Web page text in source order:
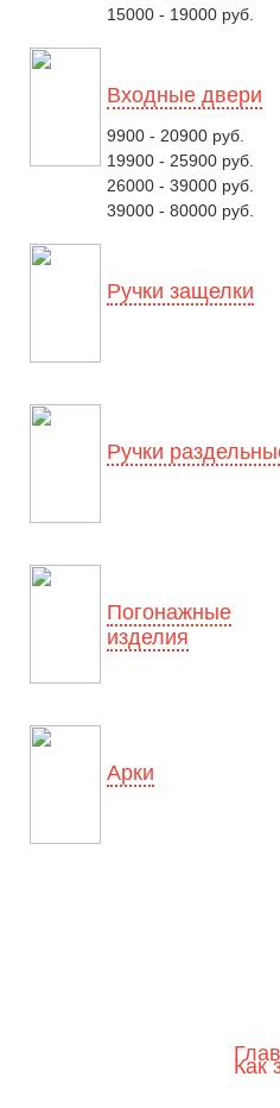
15000 - 19000 руб.
Входные двери
9900 - 20900 руб.
19900 - 25900 руб.
26000 - 39000 руб.
39000 - 80000 руб.
Ручки защелки
Ручки
Погонажные
изделия
Арки
Как